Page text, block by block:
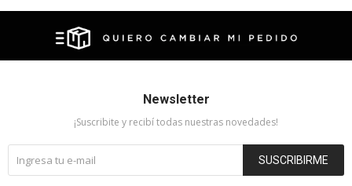
Newsletter
¡Suscribite y recibí todas nuestras novedades!
SUSCRIBIRME